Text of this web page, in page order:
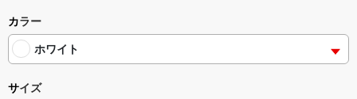
カラー
ホワイト
サイズ